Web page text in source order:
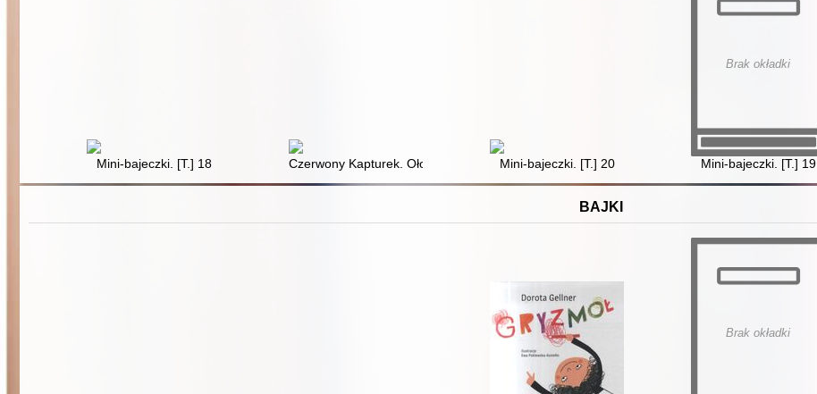
Mini-bajeczki. [T.] 18 Czerwony Kapturek. Ołowiany żołnierzykMini-bajeczki. [T.] 20
Brak okładki
Mini-bajeczki. [T.] 19
BAJKI
Brak okładki